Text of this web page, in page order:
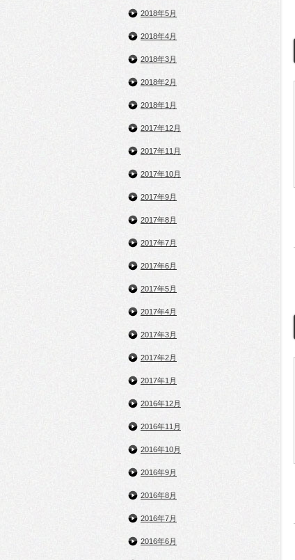
2018年5月
2018年4月
2018年3月
2018年2月
2018年1月
2017年12月
2017年11月
2017年10月
2017年9月
2017年8月
2017年7月
2017年6月
2017年5月
2017年4月
2017年3月
2017年2月
2017年1月
2016年12月
2016年11月
2016年10月
2016年9月
2016年8月
2016年7月
2016年6月